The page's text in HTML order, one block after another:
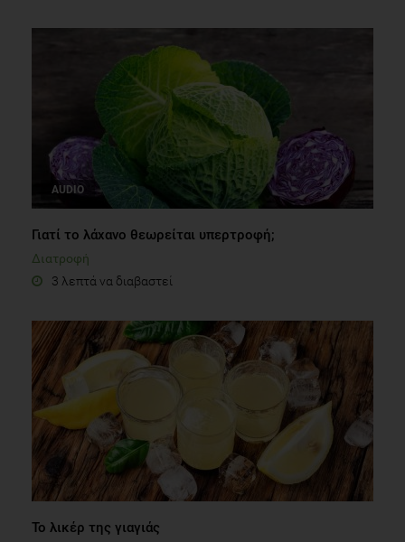
AUDIO
Γιατί το λάχανο θεωρείται υπερτροφή;
Διατροφή
3 λεπτά να διαβαστεί
Το λικέρ της γιαγιάς